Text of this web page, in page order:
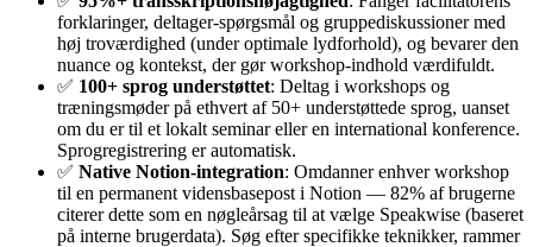
forklaringer, deltager-spørgsmål og gruppediskussioner med
høj troværdighed (under optimale lydforhold), og bevarer den
nuance og kontekst, der gør workshop-indhold værdifuldt.
✅ 100+ sprog understøttet: Deltag i workshops og
træningsmøder på ethvert af 50+ understøttede sprog, uanset
om du er til et lokalt seminar eller en international konference.
Sprogregistrering er automatisk.
✅ Native Notion-integration: Omdanner enhver workshop
til en permanent vidensbasepost i Notion — 82% af brugerne
citerer dette som en nøgleårsag til at vælge Speakwise (baseret
på interne brugerdata). Søg efter specifikke teknikker, rammer